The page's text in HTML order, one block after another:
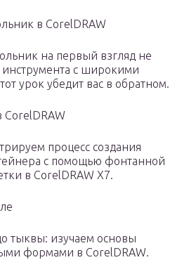
в CorelDRAW
на первый взгляд не
инструмента с широкими
урок убедит вас в обратном.
CorelDRAW
процесс создания
с помощью фонтанной
в CorelDRAW X7.
тыквы: изучаем основы
формами в CorelDRAW.